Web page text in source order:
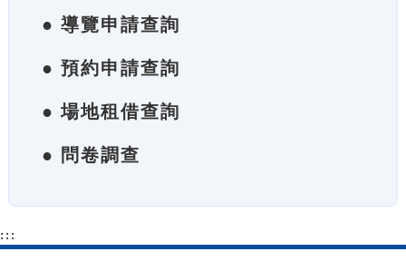
● 導覽申請查詢
● 預約申請查詢
● 場地租借查詢
● 問卷調查
:::